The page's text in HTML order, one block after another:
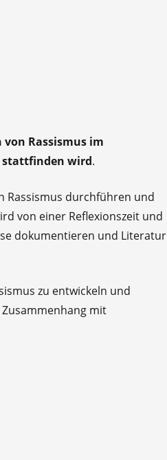
Rassismus im
stattfinden wird.
Rassismus durchführen und
von einer Reflexionszeit und
dokumentieren und Literatur
zu entwickeln und
mit